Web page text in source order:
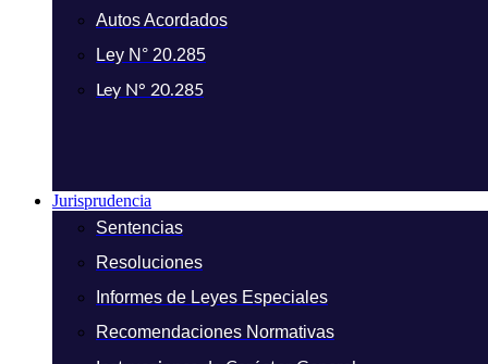
Autos Acordados
Ley N° 20.285
Ley N° 20.285
Jurisprudencia
Sentencias
Resoluciones
Informes de Leyes Especiales
Recomendaciones Normativas